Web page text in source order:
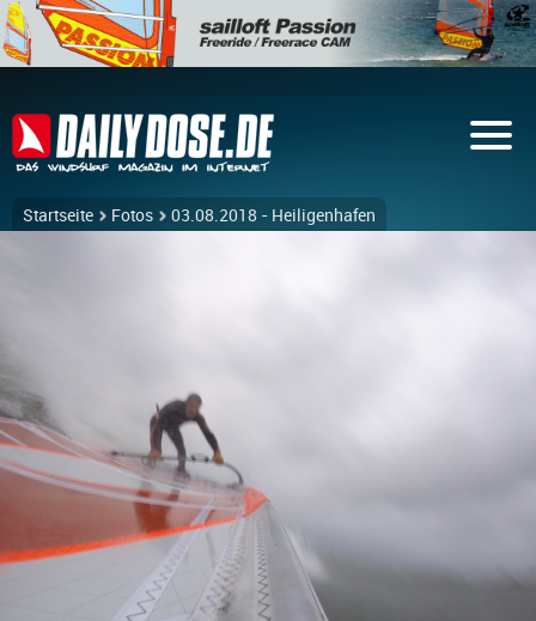
Startseite Fotos 03.08.2018 - Heiligenhafen